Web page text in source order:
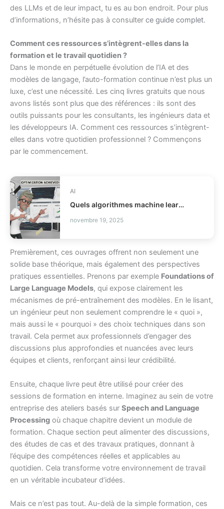
des LLMs et de leur impact, tu es au bon endroit. Pour plus
d’informations, n’hésite pas à consulter ce guide complet.
Comment ces ressources s’intègrent-elles dans la
formation et le travail quotidien ?
Dans le monde en perpétuelle évolution de l’IA et des
modèles de langage, l’auto-formation continue n’est plus un
luxe, c’est une nécessité. Les cinq livres gratuits que nous
avons listés sont plus que des références : ils sont des
outils puissants pour les consultants, les ingénieurs data et
les développeurs IA. Comment ces ressources s’intègrent-
elles dans votre quotidien professionnel ? Commençons
par le commencement.
AI
Quels algorithmes machine learning utiliser ?
novembre 19, 2025
Premièrement, ces ouvrages offrent non seulement une
solide base théorique, mais également des perspectives
pratiques essentielles. Prenons par exemple Foundations of
Large Language Models, qui expose clairement les
mécanismes de pré-entraînement des modèles. En le lisant,
un ingénieur peut non seulement comprendre le « quoi »,
mais aussi le « pourquoi » des choix techniques dans son
travail. Cela permet aux professionnels d’engager des
discussions plus approfondies et nuancées avec leurs
équipes et clients, renforçant ainsi leur crédibilité.
Ensuite, chaque livre peut être utilisé pour créer des
sessions de formation en interne. Imaginez au sein de votre
entreprise des ateliers basés sur Speech and Language
Processing où chaque chapitre devient un module de
formation. Chaque section peut alimenter des discussions,
des études de cas et des travaux pratiques, donnant à
l’équipe des compétences réelles et applicables au
quotidien. Cela transforme votre environnement de travail
en un véritable incubateur d’idées.
Mais ce n’est pas tout. Au-delà de la simple formation, ces